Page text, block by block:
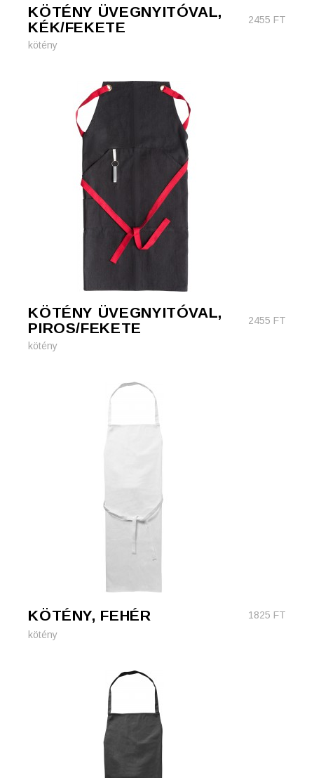
KÖTÉNY ÜVEGNYITÓVAL,
KÉK/FEKETE
2455 FT
kötény
KÖTÉNY ÜVEGNYITÓVAL,
PIROS/FEKETE
2455 FT
kötény
KÖTÉNY, FEHÉR 1825 FT
kötény